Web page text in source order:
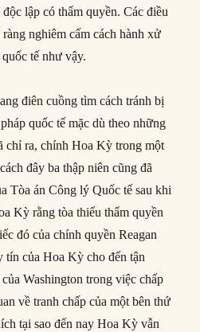
lập có thẩm quyền. Các điều
nghiêm cấm cách hành xử
tế như vậy.
điên cuồng tìm cách tránh bị
quốc tế mặc dù theo những
chỉ ra, chính Hoa Kỳ trong một
đây ba thập niên cũng đã
Tòa án Công lý Quốc tế sau khi
Kỳ rằng tòa thiếu thẩm quyền
đó của chính quyền Reagan
tín của Hoa Kỳ cho đến tận
Washington trong việc chấp
về tranh chấp của một bên thứ
tại sao đến nay Hoa Kỳ vẫn